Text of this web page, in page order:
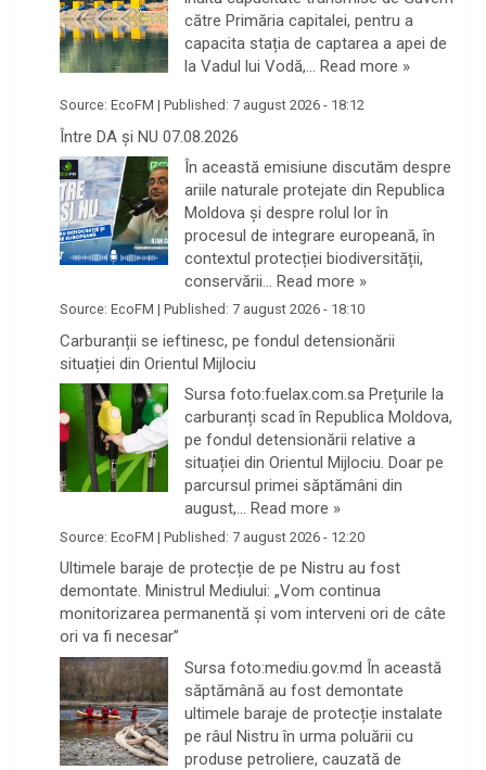
către Primăria capitalei, pentru a
capacita stația de captarea a apei de
la Vadul lui Vodă,… Read more »
Source: EcoFM | Published: 7 august 2026 - 18:12
Între DA și NU 07.08.2026
În această emisiune discutăm despre
ariile naturale protejate din Republica
Moldova și despre rolul lor în
procesul de integrare europeană, în
contextul protecției biodiversității,
conservării… Read more »
Source: EcoFM | Published: 7 august 2026 - 18:10
Carburanții se ieftinesc, pe fondul detensionării
situației din Orientul Mijlociu
Sursa foto:fuelax.com.sa Prețurile la
carburanți scad în Republica Moldova,
pe fondul detensionării relative a
situației din Orientul Mijlociu. Doar pe
parcursul primei săptămâni din
august,… Read more »
Source: EcoFM | Published: 7 august 2026 - 12:20
Ultimele baraje de protecție de pe Nistru au fost
demontate. Ministrul Mediului: „Vom continua
monitorizarea permanentă și vom interveni ori de câte
ori va fi necesar”
Sursa foto:mediu.gov.md În această
săptămână au fost demontate
ultimele baraje de protecție instalate
pe râul Nistru în urma poluării cu
produse petroliere, cauzată de